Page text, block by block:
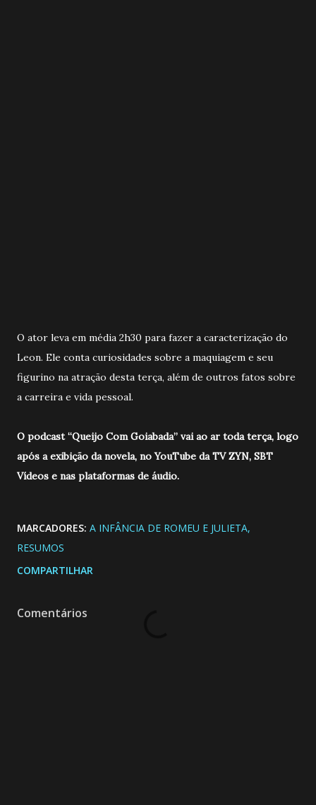
O ator leva em média 2h30 para fazer a caracterização do
Leon. Ele conta curiosidades sobre a maquiagem e seu
figurino na atração desta terça, além de outros fatos sobre
a carreira e vida pessoal.
O podcast “Queijo Com Goiabada” vai ao ar toda terça, logo
após a exibição da novela, no YouTube da TV ZYN, SBT
Vídeos e nas plataformas de áudio.
MARCADORES: A INFÂNCIA DE ROMEU E JULIETA
RESUMOS
COMPARTILHAR
Comentários